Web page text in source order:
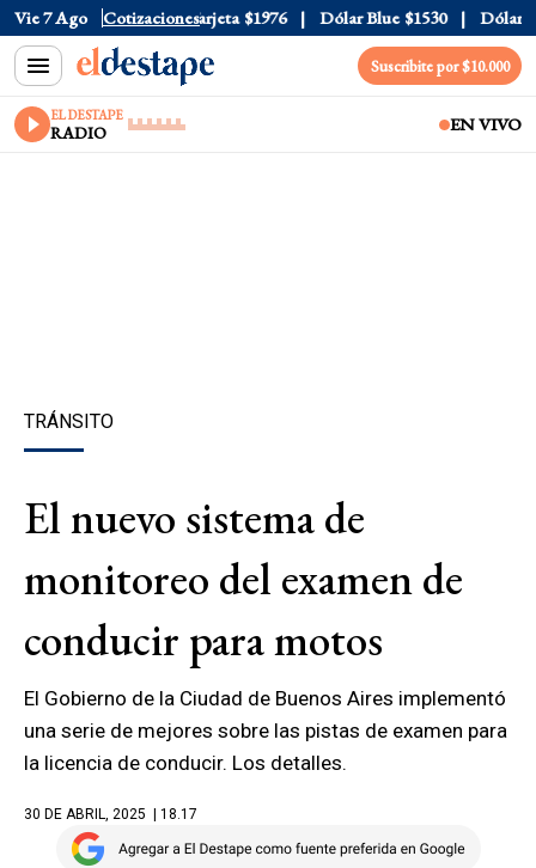
Vie 7 Ago Cotizaciones
$1520 Dólar Tarjeta $1976 Dólar Blue $1530 Dólar
Suscribite por $10.000
EL DESTAPE
RADIO EN VIVO
TRÁNSITO
El nuevo sistema de
monitoreo del examen de
conducir para motos
El Gobierno de la Ciudad de Buenos Aires implementó
una serie de mejores sobre las pistas de examen para
la licencia de conducir. Los detalles.
30 DE ABRIL, 2025 | 18.17